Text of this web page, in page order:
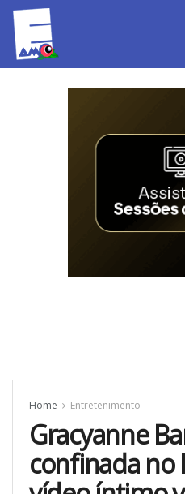
Home Entretenimento
Gracyanne
confinada no